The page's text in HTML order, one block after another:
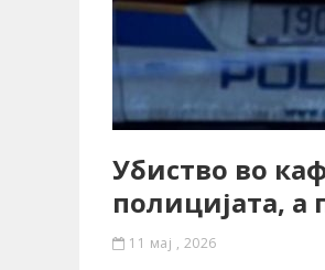
Убиство во
полицијата, а
11 мај , 2026